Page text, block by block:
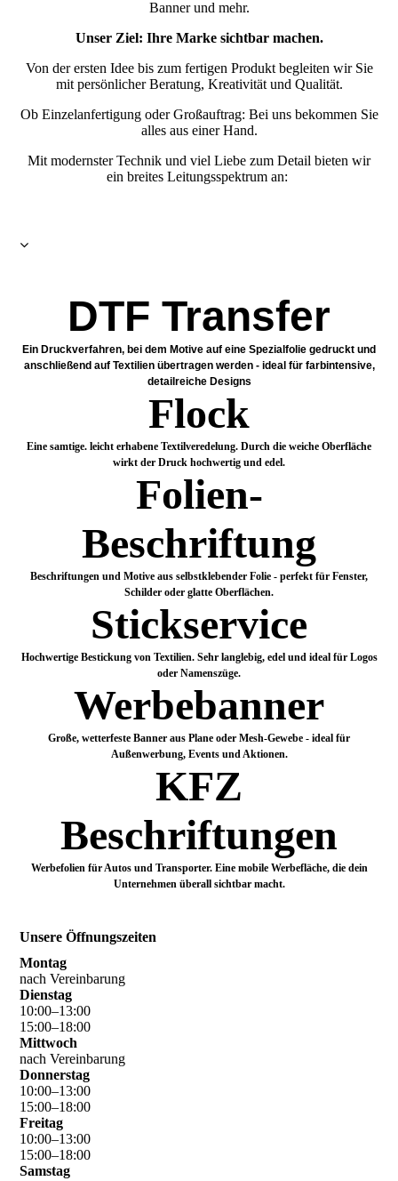
Banner und mehr.
Unser Ziel: Ihre Marke sichtbar machen.
Von der ersten Idee bis zum fertigen Produkt begleiten wir Sie
mit persönlicher Beratung, Kreativität und Qualität.
Ob Einzelanfertigung oder Großauftrag: Bei uns bekommen Sie
alles aus einer Hand.
Mit modernster Technik und viel Liebe zum Detail bieten wir
ein breites Leitungsspektrum an:
DTF Transfer
Ein Druckverfahren, bei dem Motive auf eine Spezialfolie gedruckt und
anschließend auf Textilien übertragen werden - ideal für farbintensive,
detailreiche Designs
Flock
Eine samtige. leicht erhabene Textilveredelung. Durch die weiche Oberfläche
wirkt der Druck hochwertig und edel.
Folien-
Beschriftung
Beschriftungen und Motive aus selbstklebender Folie - perfekt für Fenster,
Schilder oder glatte Oberflächen.
Stickservice
Hochwertige Bestickung von Textilien. Sehr langlebig, edel und ideal für Logos
oder Namenszüge.
Werbebanner
Große, wetterfeste Banner aus Plane oder Mesh-Gewebe - ideal für
Außenwerbung, Events und Aktionen.
KFZ
Beschriftungen
Werbefolien für Autos und Transporter. Eine mobile Werbefläche, die dein
Unternehmen überall sichtbar macht.
Unsere Öffnungszeiten
Montag
nach Vereinbarung
Dienstag
10:00–13:00
15:00–18:00
Mittwoch
nach Vereinbarung
Donnerstag
10:00–13:00
15:00–18:00
Freitag
10:00–13:00
15:00–18:00
Samstag